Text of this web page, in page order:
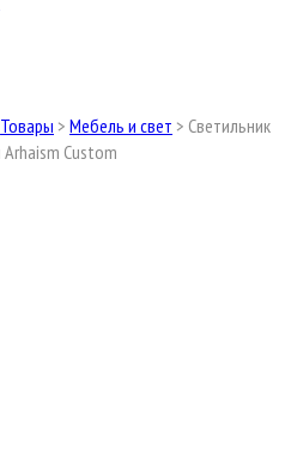
Товары > Мебель и свет > Светильник
Arhaism Custom